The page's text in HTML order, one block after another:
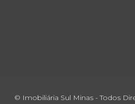
© Imobiliária Sul Minas - Todos